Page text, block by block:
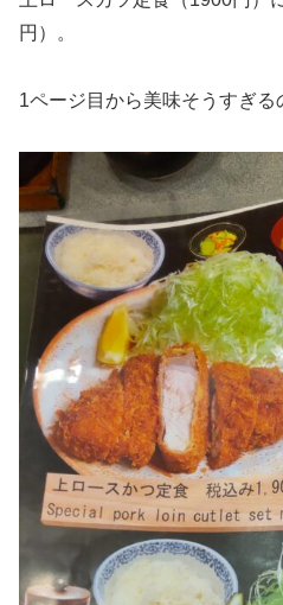
円）。
1ページ目から美味そうすぎる